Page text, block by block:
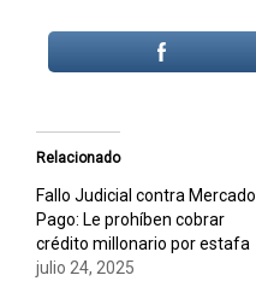
Relacionado
Fallo Judicial contra Mercado
Pago: Le prohíben cobrar
crédito millonario por estafa
julio 24, 2025